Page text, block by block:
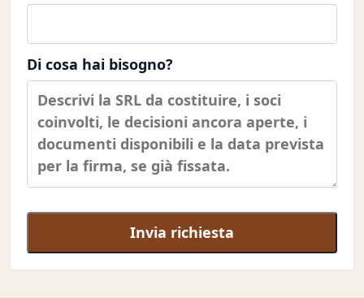
Di cosa hai bisogno?
Invia richiesta